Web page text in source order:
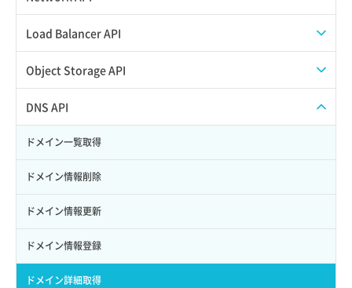
サブユーザーにロールを紐づけ
サブユーザー一覧取得
サブユーザー作成
サブユーザー削除
サブユーザー更新
サブユーザー詳細取得
トークン発行
スナップショット詳細取得（アイテム指定）
バックアップリストア
バックアップ一覧取得
バックアップ詳細一覧取得
バックアップ詳細取得
ボリュームイメージ保存
イメージ一覧取得
イメージ保存容量変更
イメージ削除
イメージ詳細取得
SSHキーペア一覧取得
SSHキーペア作成
QoSポリシー一覧取得
QoSポリシー詳細取得
サブネット一覧取得
サブネット作成（ローカルネットワーク用）
サブネット削除（ローカルネットワーク用）
サブネット詳細取得
セキュリティグループ ルール一覧取得
セキュリティグループ ルール作成
Load Balancer API
プール一覧取得
プール作成
プール削除
プール更新
プール詳細取得
ヘルスモニタ一覧取得
ヘルスモニタ作成
Object Storage API
Web公開
アカウント容量設定
アカウント情報取得
オブジェクトアップロード
オブジェクトダウンロード
オブジェクトバージョン管理
DNS API
ドメイン一覧取得
ドメイン情報削除
ドメイン情報更新
ドメイン情報登録
ドメイン詳細取得